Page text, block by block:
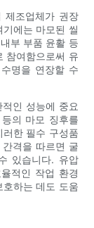
제조업체가 권장
에는 마모된 씰
부 부품 윤활 등
참여함으로써 유
명을 연장할 수
인 성능에 중요
의 마모 징후를
한 필수 구성품
격을 따르면 굴
있습니다. 유압
적인 작업 환경
하는 데도 도움